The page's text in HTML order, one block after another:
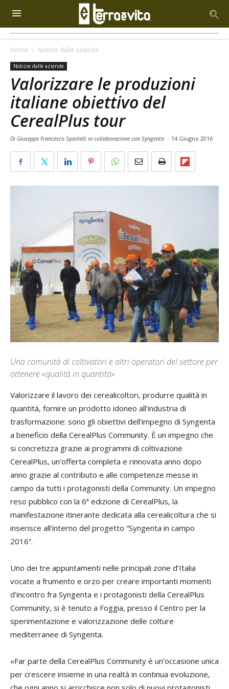
Home Notizie dalle aziende
Notizie dalle aziende
Valorizzare le produzioni
italiane obiettivo del
CerealPlus tour
Di Giuseppe Francesco Sportelli in collaborazione con Syngenta - 14 Giugno 2016
Una comunità di coltivatori e altri operatori del settore per
ottenere «qualità in quantità»
Valorizzare il lavoro dei cerealicoltori, produrre qualità in
quantità, fornire un prodotto idoneo all’industria di
trasformazione: sono gli obiettivi dell’impegno di Syngenta
a beneficio della CerealPlus Community. È un impegno che
si concretizza grazie ai programmi di coltivazione
CerealPlus, un’offerta completa e rinnovata anno dopo
anno grazie al contributo e alle competenze messe in
campo da tutti i protagonisti della Community. Un impegno
reso pubblico con la 6ª edizione di CerealPlus, la
manifestazione itinerante dedicata alla cerealicoltura che si
inserisce all’interno del progetto “Syngenta in campo
2016”.
Uno dei tre appuntamenti nelle principali zone d’Italia
vocate a frumento e orzo per creare importanti momenti
d’incontro fra Syngenta e i protagonisti della CerealPlus
Community, si è tenuto a Foggia, presso il Centro per la
sperimentazione e valorizzazione delle colture
mediterranee di Syngenta.
«Far parte della CerealPlus Community è un’occasione unica
per crescere insieme in una realtà in continua evoluzione,